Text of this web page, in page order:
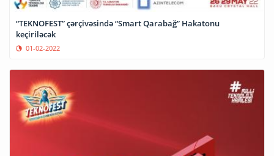
“TEKNOFEST” çərçivəsində “Smart Qarabağ” Hakatonu
keçiriləcək
01-02-2022